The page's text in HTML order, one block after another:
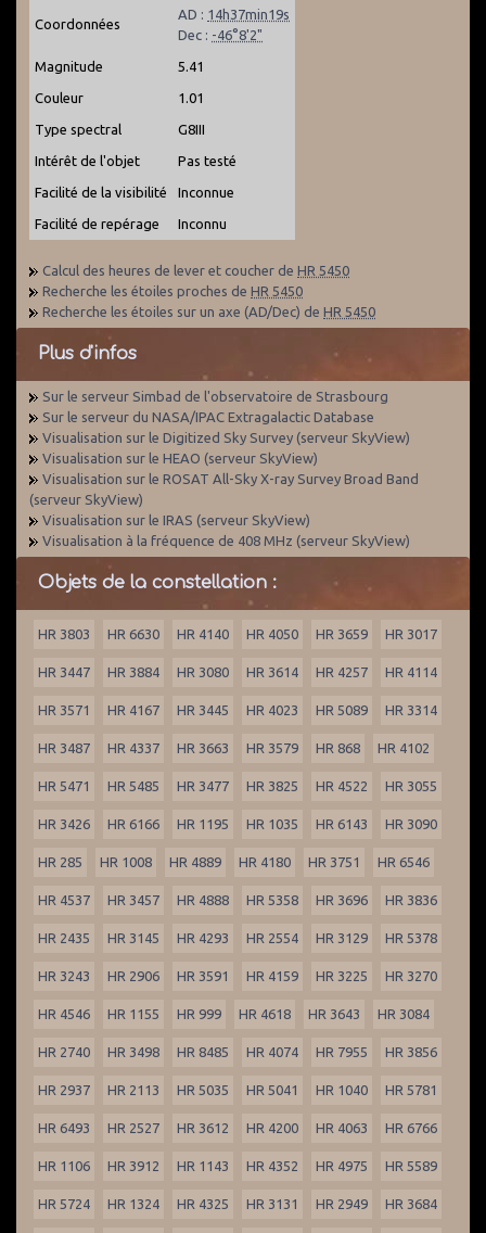
Coordonnées
AD : 14h37min19s
Dec : -46°8'2"
Magnitude 5.41
Couleur 1.01
Type spectral G8III
Intérêt de l'objet Pas testé
Facilité de la visibilité Inconnue
Facilité de repérage Inconnu
Calcul des heures de lever et coucher de HR 5450
Recherche les étoiles proches de HR 5450
Recherche les étoiles sur un axe (AD/Dec) de HR 5450
Plus d'infos
Sur le serveur Simbad de l'observatoire de Strasbourg
Sur le serveur du NASA/IPAC Extragalactic Database
Visualisation sur le Digitized Sky Survey (serveur SkyView)
Visualisation sur le HEAO (serveur SkyView)
Visualisation sur le ROSAT All-Sky X-ray Survey Broad Band
(serveur SkyView)
Visualisation sur le IRAS (serveur SkyView)
Visualisation à la fréquence de 408 MHz (serveur SkyView)
Objets de la constellation :
HR 3803 HR 6630 HR 4140 HR 4050 HR 3659 HR 3017
HR 3447 HR 3884 HR 3080 HR 3614 HR 4257 HR 4114
HR 3571 HR 4167 HR 3445 HR 4023 HR 5089 HR 3314
HR 3487 HR 4337 HR 3663 HR 3579 HR 868 HR 4102
HR 5471 HR 5485 HR 3477 HR 3825 HR 4522 HR 3055
HR 3426 HR 6166 HR 1195 HR 1035 HR 6143 HR 3090
HR 285 HR 1008 HR 4889 HR 4180 HR 3751 HR 6546
HR 4537 HR 3457 HR 4888 HR 5358 HR 3696 HR 3836
HR 2435 HR 3145 HR 4293 HR 2554 HR 3129 HR 5378
HR 3243 HR 2906 HR 3591 HR 4159 HR 3225 HR 3270
HR 4546 HR 1155 HR 999 HR 4618 HR 3643 HR 3084
HR 2740 HR 3498 HR 8485 HR 4074 HR 7955 HR 3856
HR 2937 HR 2113 HR 5035 HR 5041 HR 1040 HR 5781
HR 6493 HR 2527 HR 3612 HR 4200 HR 4063 HR 6766
HR 1106 HR 3912 HR 1143 HR 4352 HR 4975 HR 5589
HR 5724 HR 1324 HR 4325 HR 3131 HR 2949 HR 3684